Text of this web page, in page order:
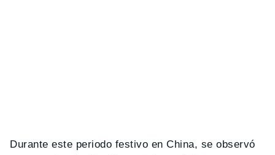
Durante este periodo festivo en China, se observó